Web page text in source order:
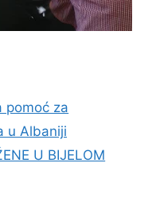
pomoć za
u Albaniji
U BIJELOM